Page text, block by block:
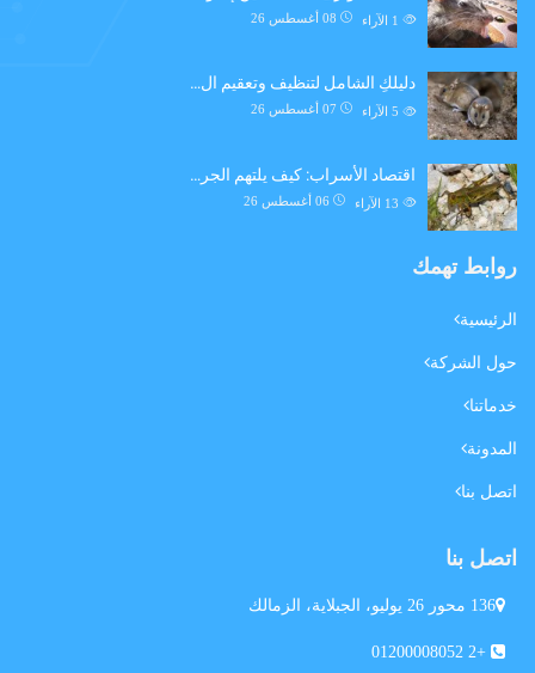
08 أغسطس 26 الآراء
دليلكِ الشامل لتنظيف وتعقيم ال…
07 أغسطس 26 الآراء
اقتصاد الأسراب: كيف يلتهم الجر…
06 أغسطس 26 الآراء
روابط تهمك
الرئيسية
حول الشركة
خدماتنا
المدونة
اتصل بنا
اتصل بنا
136 محور 26 يوليو، الجبلاية، الزمالك
+2 01200008052